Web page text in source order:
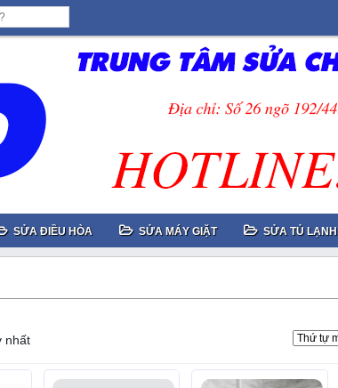
SỬA ĐIỀU HÒA SỬA MÁY GIẶT SỬA TỦ LẠNH
nhất